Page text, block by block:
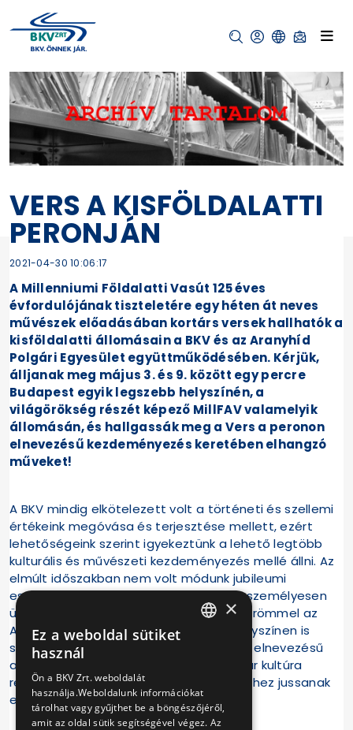
VERS A KISFÖLDALATTI
PERONJÁN
2021-04-30 10:06:17
A Millenniumi Földalatti Vasút 125 éves
évfordulójának tiszteletére egy héten át neves
művészek előadásában kortárs versek hallhatók a
kisföldalatti állomásain a BKV és az Aranyhíd
Polgári Egyesület együttműködésében. Kérjük,
álljanak meg május 3. és 9. között egy percre
Budapest egyik legszebb helyszínén, a
világörökség részét képező MillFAV valamelyik
állomásán, és hallgassák meg a Vers a peronon
elnevezésű kezdeményezés keretében elhangzó
műveket!
A BKV mindig elkötelezett volt a történeti és szellemi
értékeink megóvása és terjesztése mellett, ezért
lehetőségeink szerint igyekeztünk a lehető legtöbb
kulturális és művészeti kezdeményezés mellé állni. Az
elmúlt időszakban nem volt módunk jubileumi
eseményeinket a megszokott módon, személyesen
ünnepelni, ezért is csatlakoztunk nagy örömmel az
Aranyhíd Polgári Egyesület már több helyszínen is
sikeres programjához, a Vers a peronon elnevezésű
akcióhoz, amelynek célja, hogy a magyar kultúra
részét képező versek minél több emberhez jussanak
el.
×
Ez a weboldal sütiket
használ
Ön a BKV Zrt. weboldalát
használja.Weboldalunk információkat
tárolhat vagy gyűjthet be a böngészőjéről,
amit az oldal sütik segítségével végez. Az